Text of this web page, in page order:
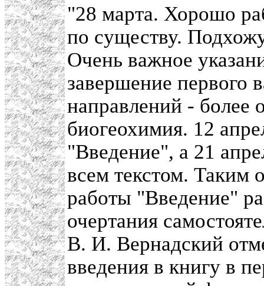
"28 марта. Хорошо
по существу.
Очень важное
завершение первого
направлений - более
биогеохимия. 12
"Введение", а 21
всем текстом. Таким
работы "Введение"
очертания
В. И. Вернадский
введения в книгу в